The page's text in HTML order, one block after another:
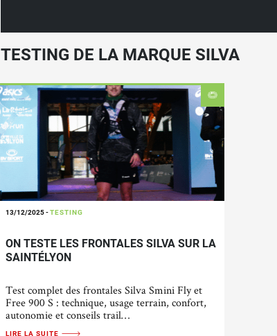
TESTING DE LA MARQUE SILVA
13/12/2025-TESTING
ON TESTE LES FRONTALES SILVA SUR LA
SAINTÉLYON
Test complet des frontales Silva Smini Fly et
Free 900 S : technique, usage terrain, confort,
autonomie et conseils trail…
LIRE LA SUITE